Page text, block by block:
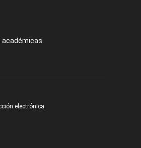
académicas
electrónica.